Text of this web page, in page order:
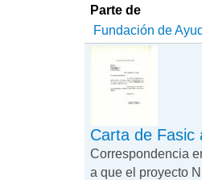
Parte de
Fundación de
Carta de Fasic
Correspondencia
a que el proyecto